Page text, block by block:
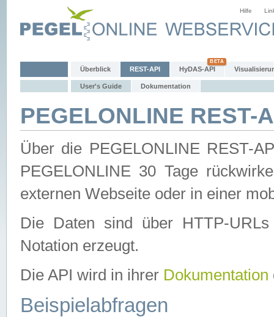
Hilfe
Überblick REST-API HyDAS-API
User's Guide Dokumentation
PEGELONLINE REST-
Über die PEGELONLINE REST-
PEGELONLINE 30 Tage
externen Webseite oder in einer
Die Daten sind über HTTP-
Notation erzeugt.
Die API wird in ihrer Dokumentation
Beispielabfragen